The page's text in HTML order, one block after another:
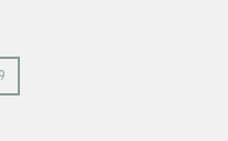
19